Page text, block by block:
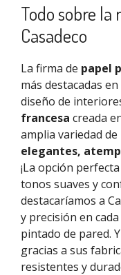
Todo sobre
Casadeco
La firma de papel
más destacadas
diseño de
francesa creada
amplia variedad
elegantes,
¡La opción
tonos suaves y
destacaríamos a
y precisión en
pintado de pared. Y
gracias a sus
resistentes y